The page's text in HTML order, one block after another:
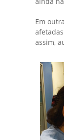
Em
assim,